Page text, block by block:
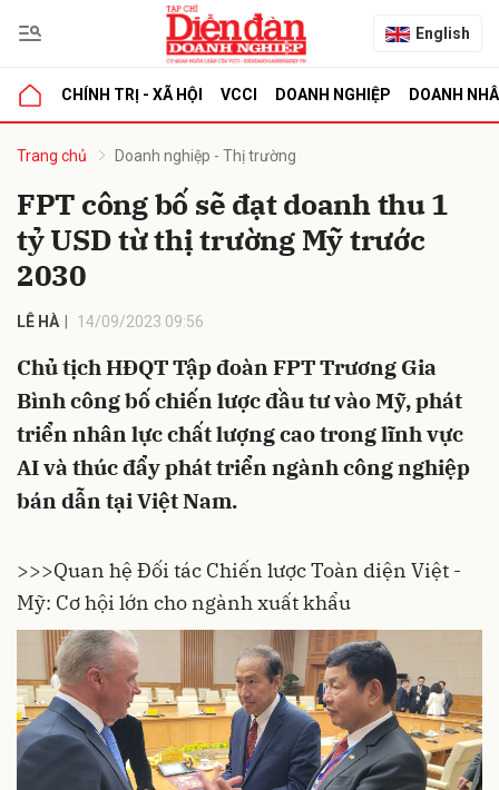
English
CHÍNH TRỊ - XÃ HỘI VCCI DOANH NGHIỆP DOANH
Trang chủ Doanh nghiệp - Thị trường
FPT công bố sẽ đạt doanh thu 1
tỷ USD từ thị trường Mỹ trước
2030
LÊ HÀ 14/09/2023 09:56
Chủ tịch HĐQT Tập đoàn FPT Trương Gia
Bình công bố chiến lược đầu tư vào Mỹ, phát
triển nhân lực chất lượng cao trong lĩnh vực
AI và thúc đẩy phát triển ngành công nghiệp
bán dẫn tại Việt Nam.
>>>Quan hệ Đối tác Chiến lược Toàn diện Việt -
Mỹ: Cơ hội lớn cho ngành xuất khẩu
luận
Hủy